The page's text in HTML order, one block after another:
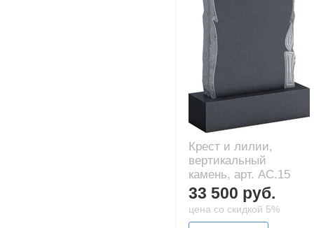
Крест и лилии,
вертикальный
камень, арт. AC.15
33 500 руб.
цена со скидкой 5%